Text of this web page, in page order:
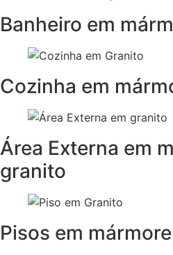
Banheiro em
Cozinha em
Área Externa em
granito
Pisos em